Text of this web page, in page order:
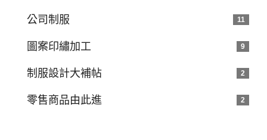
公司制服 11
圖案印繡加工 9
制服設計大補帖 2
零售商品由此進 2